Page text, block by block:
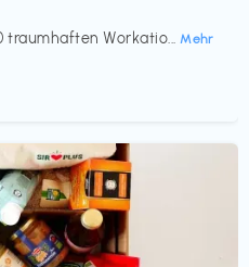
Workatio... Mehr